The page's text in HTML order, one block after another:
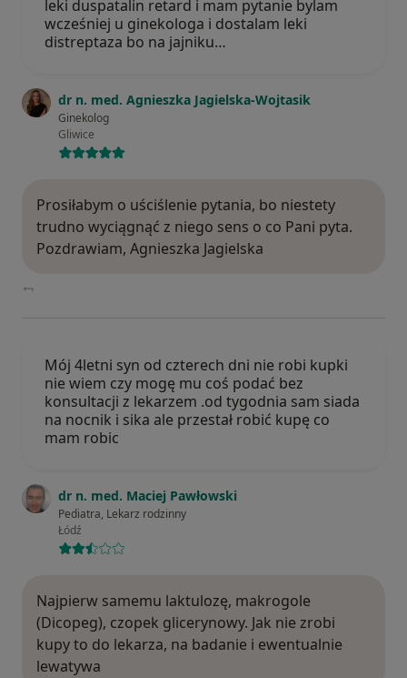
leki duspatalin retard i mam pytanie bylam
wcześniej u ginekologa i dostalam leki
distreptaza bo na jajniku…
dr n. med. Agnieszka Jagielska-Wojtasik
Ginekolog
Gliwice
Prosiłabym o uściślenie pytania, bo niestety
trudno wyciągnąć z niego sens o co Pani pyta.
Pozdrawiam, Agnieszka Jagielska
Mój 4letni syn od czterech dni nie robi kupki
nie wiem czy mogę mu coś podać bez
konsultacji z lekarzem .od tygodnia sam siada
na nocnik i sika ale przestał robić kupę co
mam robic
dr n. med. Maciej Pawłowski
Pediatra, Lekarz rodzinny
Łódź
Najpierw samemu laktulozę, makrogole
(Dicopeg), czopek glicerynowy. Jak nie zrobi
kupy to do lekarza, na badanie i ewentualnie
lewatywa